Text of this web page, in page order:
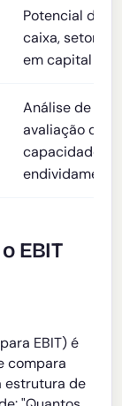
Potencial de
caixa, setores
em capital
Análise de
avaliação de
capacidade de
endividamento
EBIT
EBIT) é
compara
estrutura de